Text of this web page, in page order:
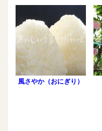
風さやか（おにぎり）